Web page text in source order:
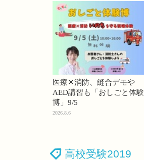
医療✕消防、縫合デモや
AED講習も「おしごと体験
博」9/5
2026.8.6
高校受験2019